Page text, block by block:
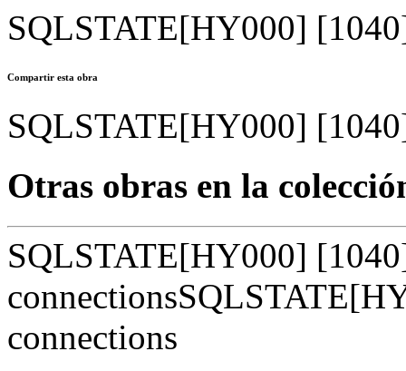
SQLSTATE[HY000]
Compartir esta obra
SQLSTATE[HY000]
Otras obras en la
SQLSTATE[HY000]
connections